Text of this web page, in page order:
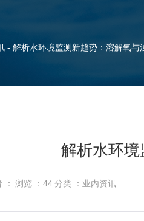
- 解析水环境监测新趋势：溶解氧与
解析水环
： 浏览 ： 44 分类 ：业内资讯